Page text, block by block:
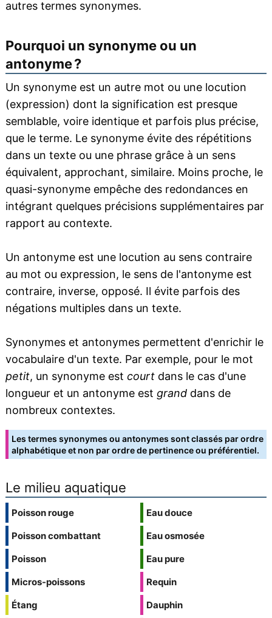
autres termes synonymes.
Pourquoi un synonyme ou un
antonyme ?
Un synonyme est un autre mot ou une locution
(expression) dont la signification est presque
semblable, voire identique et parfois plus précise,
que le terme. Le synonyme évite des répétitions
dans un texte ou une phrase grâce à un sens
équivalent, approchant, similaire. Moins proche, le
quasi-synonyme empêche des redondances en
intégrant quelques précisions supplémentaires par
rapport au contexte.
Un antonyme est une locution au sens contraire
au mot ou expression, le sens de l'antonyme est
contraire, inverse, opposé. Il évite parfois des
négations multiples dans un texte.
Synonymes et antonymes permettent d'enrichir le
vocabulaire d'un texte. Par exemple, pour le mot
petit, un synonyme est courtdans le cas d'une
longueur et un antonyme est granddans de
nombreux contextes.
Les termes synonymes ou antonymes sont classés par ordre
alphabétique et non par ordre de pertinence ou préférentiel.
Le milieu aquatique
Poisson rouge
Poisson combattant
Poisson
Micros-poissons
Étang
Eau douce
Eau osmosée
Eau pure
Requin
Dauphin